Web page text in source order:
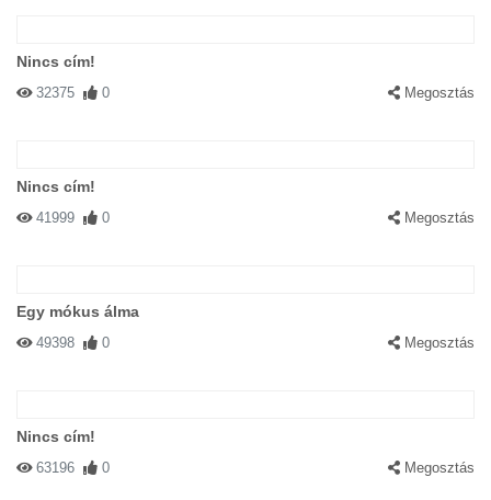
Nincs cím!
32375 0 Megosztás
Nincs cím!
41999 0 Megosztás
Egy mókus álma
49398 0 Megosztás
Nincs cím!
63196 0 Megosztás